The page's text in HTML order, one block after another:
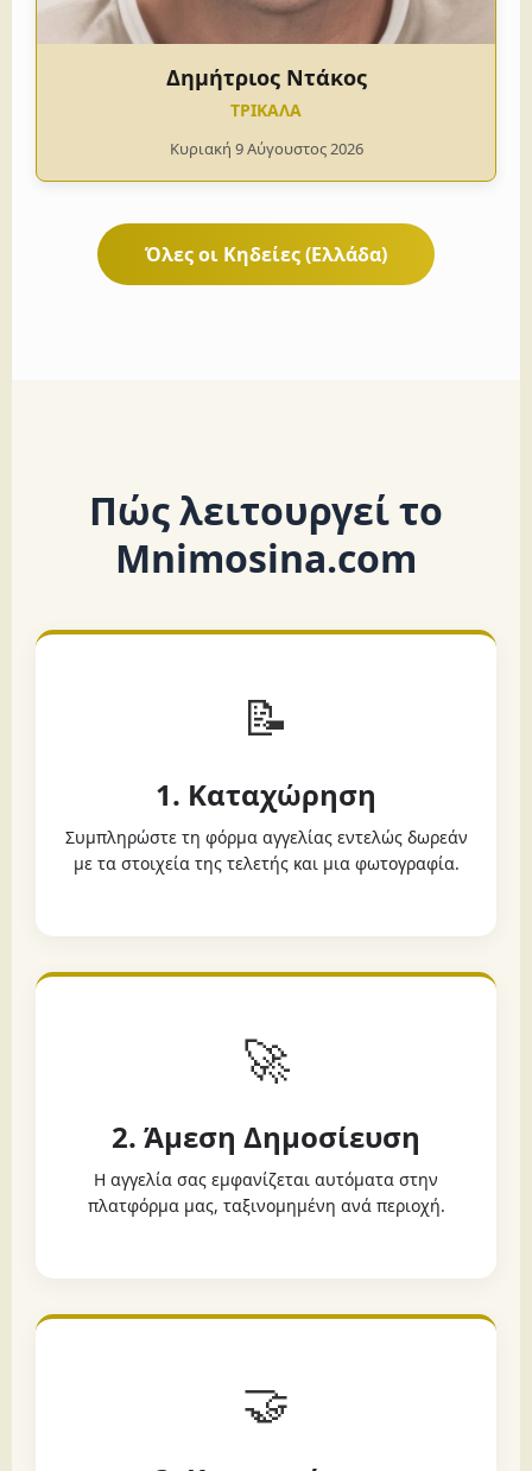
Δημήτριος Ντάκος
ΤΡΙΚΑΛΑ
Κυριακή 9 Αύγουστος 2026
Όλες οι Κηδείες (Ελλάδα)
Πώς λειτουργεί το
Mnimosina.com
📝
1. Καταχώρηση
Συμπληρώστε τη φόρμα αγγελίας εντελώς δωρεάν
με τα στοιχεία της τελετής και μια φωτογραφία.
🚀
2. Άμεση Δημοσίευση
Η αγγελία σας εμφανίζεται αυτόματα στην
πλατφόρμα μας, ταξινομημένη ανά περιοχή.
🤝